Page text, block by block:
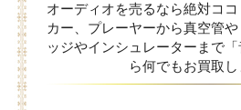
オーディオを売るなら絶対コ
カー、プレーヤーから真空管
ッジやインシュレーターまで
ら何でもお買取し